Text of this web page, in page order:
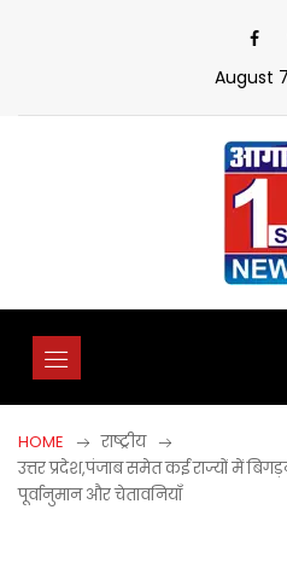
August
HOME
राष्ट्रीय
उत्तर प्रदेश,पंजाब समेत कई राज्यों में
पूर्वानुमान और चेतावनियाँ